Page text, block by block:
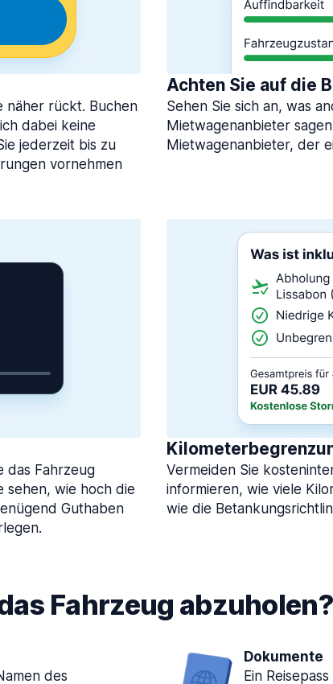
näher rückt. Buchen
dabei keine
jederzeit bis zu
vornehmen
Achten Sie auf die
Sehen Sie sich an, was
Mietwagenanbieter
Mietwagenanbieter, der
das Fahrzeug
sehen, wie hoch die
Guthaben
Vermeiden Sie
informieren, wie viele
wie die
Fahrzeug abzuholen?
des
Dokumente
Ein